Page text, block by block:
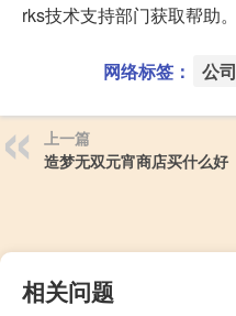
rks技术支持部门获取帮助。
网络标签： 公司
上一篇
造梦无双元宵商店买什么好
相关问题